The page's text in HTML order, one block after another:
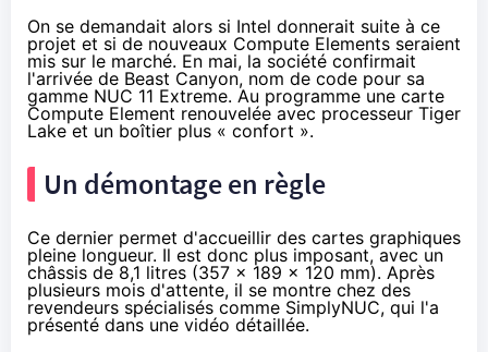
On se demandait alors si Intel donnerait suite à ce
projet et si de nouveaux Compute Elements seraient
mis sur le marché. En mai, la société confirmait
l'arrivée de Beast Canyon, nom de code pour sa
gamme NUC 11 Extreme. Au programme une carte
Compute Element renouvelée avec processeur Tiger
Lake et un boîtier plus « confort ».
Un démontage en règle
Ce dernier permet d'accueillir des cartes graphiques
pleine longueur. Il est donc plus imposant, avec un
châssis de 8,1 litres (357 x 189 x 120 mm). Après
plusieurs mois d'attente, il se montre chez des
revendeurs spécialisés comme SimplyNUC, qui l'a
présenté dans une vidéo détaillée.